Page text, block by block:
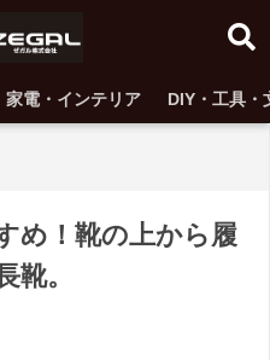
家電・インテリア DIY・工具・
め！靴の上から履
靴。